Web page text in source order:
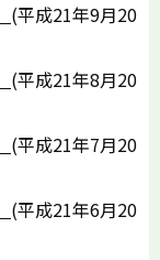
(平成21年9月20
(平成21年8月20
(平成21年7月20
(平成21年6月20